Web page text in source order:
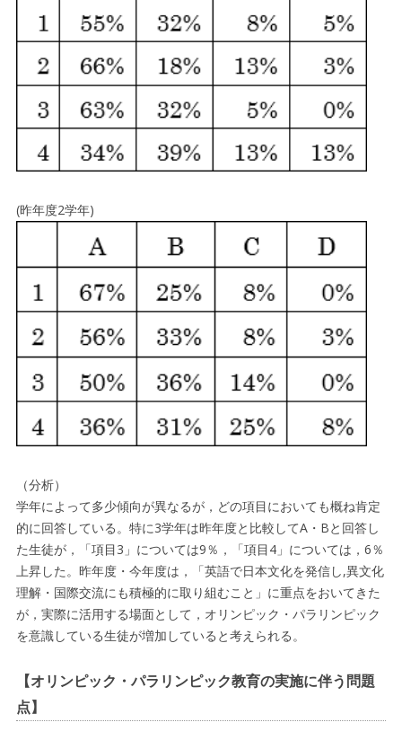
(昨年度2学年)
（分析）
学年によって多少傾向が異なるが，どの項目においても概ね肯定
的に回答している。特に3学年は昨年度と比較してA・Bと回答し
た生徒が，「項目3」については9％，「項目4」については，6％
上昇した。昨年度・今年度は，「英語で日本文化を発信し,異文化
理解・国際交流にも積極的に取り組むこと」に重点をおいてきた
が，実際に活用する場面として，オリンピック・パラリンピック
を意識している生徒が増加していると考えられる。
【オリンピック・パラリンピック教育の実施に伴う問題
点】